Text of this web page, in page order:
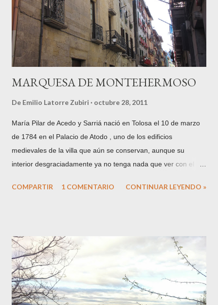
a una ciudad de servicios. ¿Mejor, peor? El tiempo lo dirá,
pero sí que hay que reconocer que es un caso único y aislado
en nuestro entorno guip...
MARQUESA DE MONTEHERMOSO
De Emilio Latorre Zubiri octubre 28, 2011
María Pilar de Acedo y Sarriá nació en Tolosa el 10 de marzo
de 1784 en el Palacio de Atodo , uno de los edificios
medievales de la villa que aún se conservan, aunque su
interior desgraciadamente ya no tenga nada que ver con el
Acedo y Atodo, Conde de Echauz y María Luisa de Sarriá y
Acedo proviene de la población navarra del mismo nombre,
mientras que los Atodo están enraizados en Tolosa siglos atrás
y emparentados con todas las familias de abolengo de la villa,
como los Zavala . Su abuela es Joaquina María de Atodo y
Zavala (1728-1793) . A los 7 años se trasladarán a vivir a
COMPARTIR 1 COMENTARIO CONTINUAR LEYENDO »